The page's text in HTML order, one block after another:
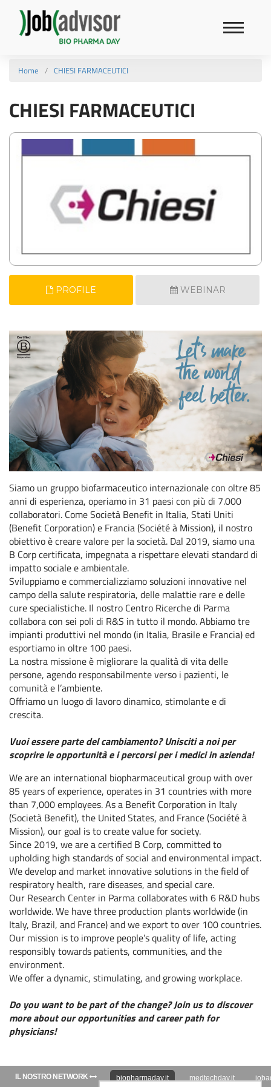
Home CHIESI FARMACEUTICI
CHIESI FARMACEUTICI
PROFILE WEBINAR
Siamo un gruppo biofarmaceutico internazionale con oltre 85
anni di esperienza, operiamo in 31 paesi con più di 7.000
collaboratori. Come Società Benefit in Italia, Stati Uniti
(Benefit Corporation) e Francia (Société à Mission), il nostro
obiettivo è creare valore per la società. Dal 2019, siamo una
B Corp certificata, impegnata a rispettare elevati standard di
impatto sociale e ambientale.
Sviluppiamo e commercializziamo soluzioni innovative nel
campo della salute respiratoria, delle malattie rare e delle
cure specialistiche. Il nostro Centro Ricerche di Parma
collabora con sei poli di R&S in tutto il mondo. Abbiamo tre
impianti produttivi nel mondo (in Italia, Brasile e Francia) ed
esportiamo in oltre 100 paesi.
La nostra missione è migliorare la qualità di vita delle
persone, agendo responsabilmente verso i pazienti, le
comunità e l’ambiente.
Offriamo un luogo di lavoro dinamico, stimolante e di
crescita.
Vuoi essere parte del cambiamento? Unisciti a noi per
scoprire le opportunità e i percorsi per i medici in azienda!
We are an international biopharmaceutical group with over
85 years of experience, operates in 31 countries with more
than 7,000 employees. As a Benefit Corporation in Italy
(Società Benefit), the United States, and France (Société à
Mission), our goal is to create value for society.
Since 2019, we are a certified B Corp, committed to
upholding high standards of social and environmental impact.
We develop and market innovative solutions in the field of
respiratory health, rare diseases, and special care.
Our Research Center in Parma collaborates with 6 R&D hubs
worldwide. We have three production plants worldwide (in
Italy, Brazil, and France) and we export to over 100 countries.
Our mission is to improve people’s quality of life, acting
responsibly towards patients, communities, and the
environment.
We offer a dynamic, stimulating, and growing workplace.
Do you want to be part of the change? Join us to discover
more about our opportunities and career path for
physicians!
IL NOSTRO NETWORK biopharmaday.it medtechday.it